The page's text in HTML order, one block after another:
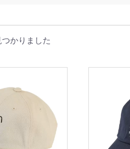
かりました